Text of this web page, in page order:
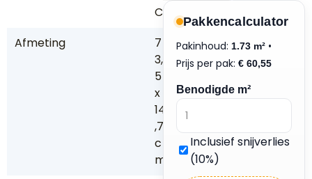
C
Afmeting
7
3,
5
x
14
,7
c
m
Pakkencalculator
Pakinhoud: 1.73 m² •
Prijs per pak: € 60,55
Benodigde m²
Inclusief snijverlies
(10%)